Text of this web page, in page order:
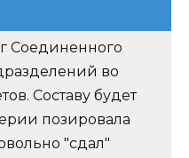
Соединенного
во
Составу будет
позировала
"сдал"